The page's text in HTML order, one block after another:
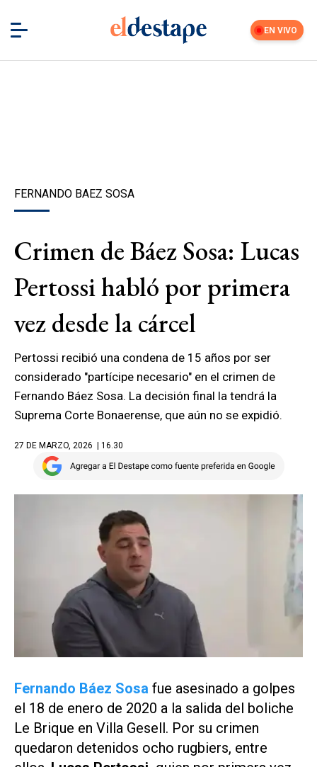
EN VIVO
FERNANDO BAEZ SOSA
Crimen de Báez Sosa: Lucas
Pertossi habló por primera
vez desde la cárcel
Pertossi recibió una condena de 15 años por ser
considerado "partícipe necesario" en el crimen de
Fernando Báez Sosa. La decisión final la tendrá la
Suprema Corte Bonaerense, que aún no se expidió.
27 DE MARZO, 2026 | 16.30
Fernando Báez Sosa fue asesinado a golpes
el 18 de enero de 2020 a la salida del boliche
Le Brique en Villa Gesell. Por su crimen
quedaron detenidos ocho rugbiers, entre